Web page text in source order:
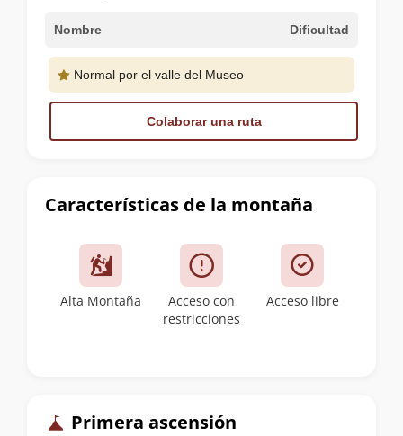
Características de la montaña
Alta Montaña
Acceso con
restricciones
Acceso libre
Primera ascensión
Nombre Dificultad
Normal por el valle del Museo
Colaborar una ruta